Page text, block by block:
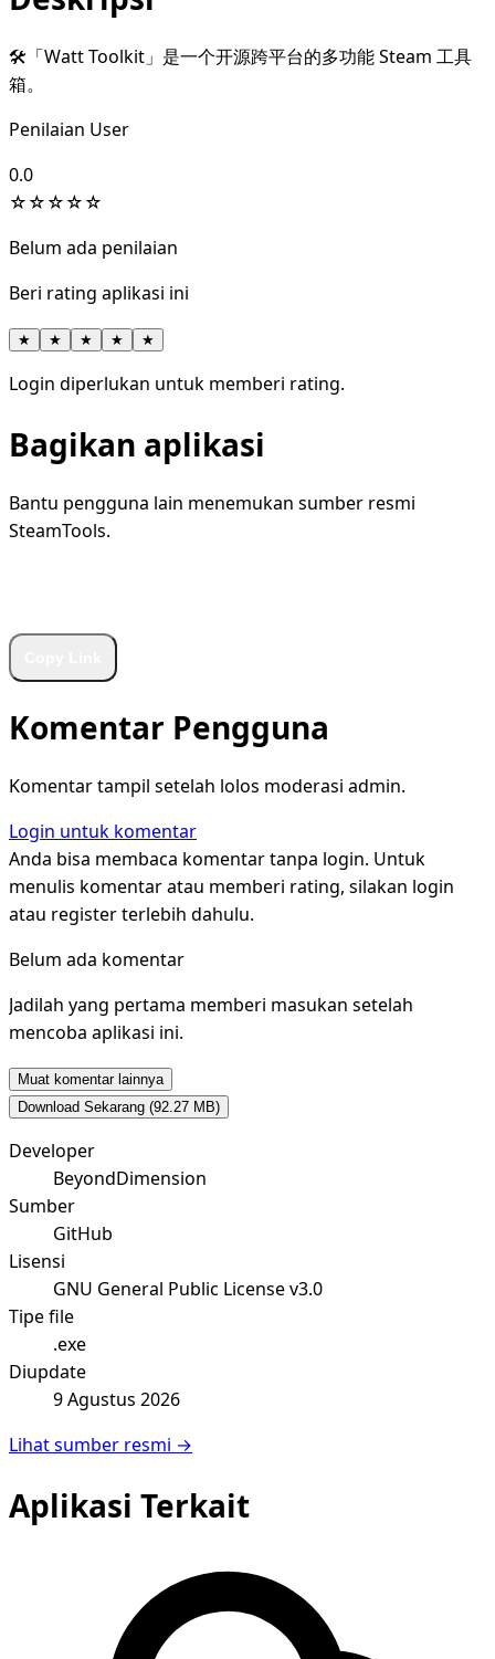
🛠「Watt Toolkit」是一个开源跨平台的多功能 Steam 工具
箱。
Penilaian User
0.0
☆☆☆☆☆
Belum ada penilaian
Beri rating aplikasi ini
★ ★ ★ ★ ★
Login diperlukan untuk memberi rating.
Bagikan aplikasi
Bantu pengguna lain menemukan sumber resmi
SteamTools.
Komentar Pengguna
Komentar tampil setelah lolos moderasi admin.
Login untuk komentar
Anda bisa membaca komentar tanpa login. Untuk
menulis komentar atau memberi rating, silakan login
atau register terlebih dahulu.
Belum ada komentar
Jadilah yang pertama memberi masukan setelah
mencoba aplikasi ini.
Muat komentar lainnya
Download Sekarang (92.27 MB)
Developer
BeyondDimension
Sumber
GitHub
Lisensi
GNU General Public License v3.0
Tipe file
.exe
Diupdate
9 Agustus 2026
Lihat sumber resmi →
Aplikasi Terkait